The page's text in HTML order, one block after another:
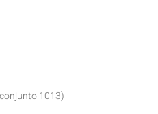
1013)